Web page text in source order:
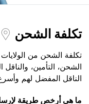
تكلفة الشحن
تكلفة الشحن من
الناقل المفضل لهم
ما هي أرخص طريقة